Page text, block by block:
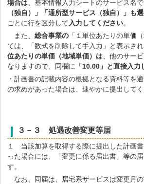
場合は、基本情報入力シートのサービス名で
（独自）」「通所型サービス（独自）」も
ごとに行を区分して入力してください。
また、総合事業の 「１単位あたりの単価
ては、「数式を削除して手入力」と表示さ
位あたりの単価（地域単価）は、他のサー
なりますので、同欄に 「10.00」と直接入力
・計画書の記載内容の根拠となる資料等を
の求めがあった場合は、速やかに提出してく
３－３ 処遇改善変更等届
１ 当該加算を取得する際に提出した計画
った場合には、「変更に係る届出書」等の
す。
なお、同届は、居宅系サービスは変更月の